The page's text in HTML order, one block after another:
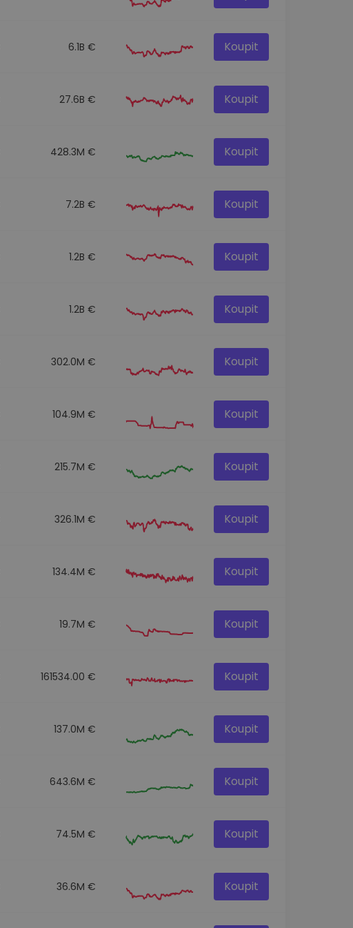
6.1B € Koupit
27.6B € Koupit
428.3M € Koupit
7.2B € Koupit
1.2B € Koupit
1.2B € Koupit
302.0M € Koupit
104.9M € Koupit
215.7M € Koupit
326.1M € Koupit
134.4M € Koupit
19.7M € Koupit
161534.00 € Koupit
137.0M € Koupit
643.6M € Koupit
74.5M € Koupit
36.6M € Koupit